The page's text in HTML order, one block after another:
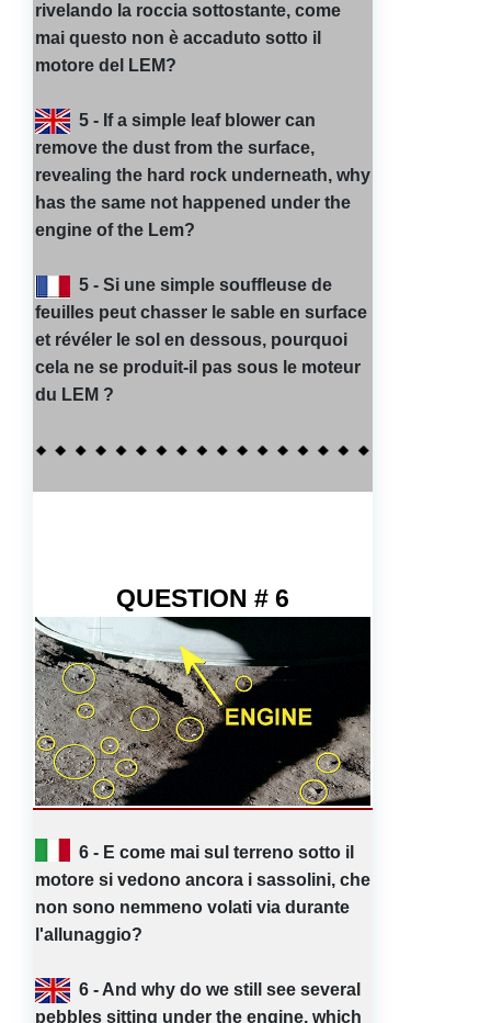
rivelando la roccia sottostante, come
mai questo non è accaduto sotto il
motore del LEM?
5 - If a simple leaf blower can
remove the dust from the surface,
revealing the hard rock underneath, why
has the same not happened under the
engine of the Lem?
5 - Si une simple souffleuse de
feuilles peut chasser le sable en surface
et révéler le sol en dessous, pourquoi
cela ne se produit-il pas sous le moteur
du LEM ?
QUESTION # 6
6 - E come mai sul terreno sotto il
motore si vedono ancora i sassolini, che
non sono nemmeno volati via durante
l'allunaggio?
6 - And why do we still see several
pebbles sitting under the engine, which